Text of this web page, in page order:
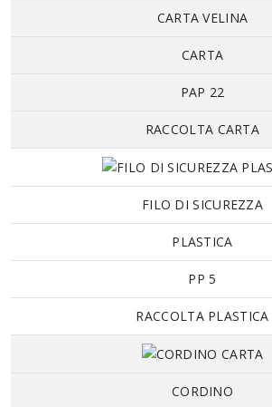
CARTA VELINA
CARTA
PAP 22
RACCOLTA CARTA
FILO DI SICUREZZA
PLASTICA
PP 5
RACCOLTA PLASTICA
CORDINO